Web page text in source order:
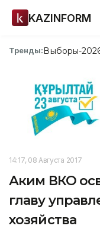
KAZINFORM
Тренды:Выборы-
14:17, 08 Августа 2017
Аким ВКО
главу
хозяйства